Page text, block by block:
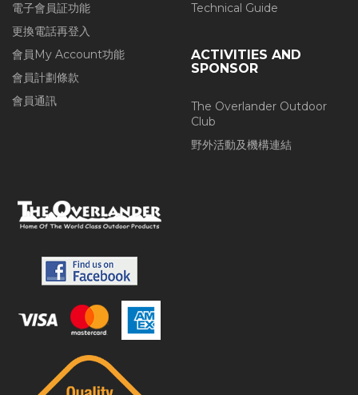
電子會員証功能
更換電話再登入
會員My Account功能
會員計劃條款
會員通訊
Technical Guide
ACTIVITIES AND
SPONSOR
The Overlander Outdoor
Club
野外活動及機構連結